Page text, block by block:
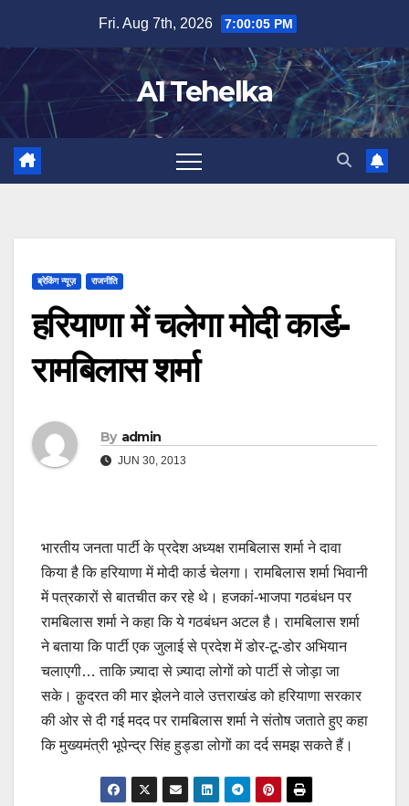
content
Fri. Aug 7th, 2026 7:00:05 PM
A1 Tehelka
ब्रेकिंग न्यूज़ राजनीति
हरियाणा में चलेगा मोदी कार्ड-
रामबिलास शर्मा
By admin
JUN 30, 2013
भारतीय जनता पार्टी के प्रदेश अध्यक्ष रामबिलास शर्मा ने दावा
किया है कि हरियाणा में मोदी कार्ड चेलगा। रामबिलास शर्मा भिवानी
में पत्रकारों से बातचीत कर रहे थे। हजकां-भाजपा गठबंधन पर
रामबिलास शर्मा ने कहा कि ये गठबंधन अटल है। रामबिलास शर्मा
ने बताया कि पार्टी एक जुलाई से प्रदेश में डोर-टू-डोर अभियान
चलाएगी… ताकि ज़्यादा से ज़्यादा लोगों को पार्टी से जोड़ा जा
सके। क़ुदरत की मार झेलने वाले उत्तराखंड को हरियाणा सरकार
की ओर से दी गई मदद पर रामबिलास शर्मा ने संतोष जताते हुए कहा
कि मुख्यमंत्री भूपेन्द्र सिंह हुड्डा लोगों का दर्द समझ सकते हैं।